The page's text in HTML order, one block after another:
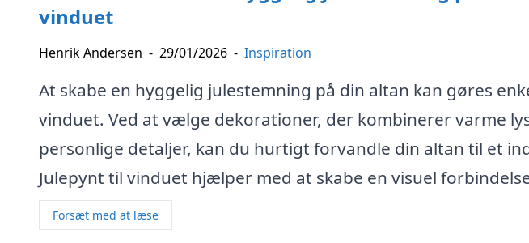
vinduet
Henrik Andersen - 29/01/2026 - Inspiration
At skabe en hyggelig julestemning på din altan kan gøres
vinduet. Ved at vælge dekorationer, der kombinerer varme
personlige detaljer, kan du hurtigt forvandle din altan til et
Julepynt til vinduet hjælper med at skabe en visuel
Forsæt med at læse